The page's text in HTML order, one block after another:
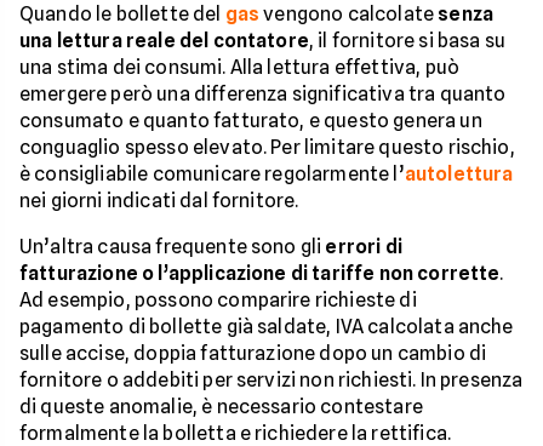
Quando le bollette del gas vengono calcolate senza
una lettura reale del contatore, il fornitore si basa su
una stima dei consumi. Alla lettura effettiva, può
emergere però una differenza significativa tra quanto
consumato e quanto fatturato, e questo genera un
conguaglio spesso elevato. Per limitare questo rischio,
è consigliabile comunicare regolarmente l’autolettura
nei giorni indicati dal fornitore.
Un’altra causa frequente sono gli errori di
fatturazione o l’applicazione di tariffe non corrette.
Ad esempio, possono comparire richieste di
pagamento di bollette già saldate, IVA calcolata anche
sulle accise, doppia fatturazione dopo un cambio di
fornitore o addebiti per servizi non richiesti. In presenza
di queste anomalie, è necessario contestare
formalmente la bolletta e richiedere la rettifica.